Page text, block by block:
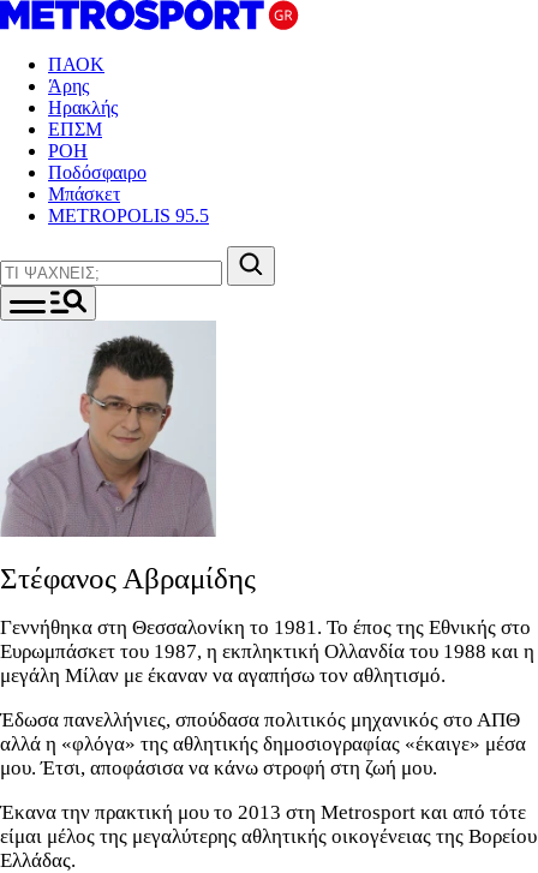
ΠΑΟΚ
Άρης
Ηρακλής
ΕΠΣΜ
ΡΟΗ
Ποδόσφαιρο
Μπάσκετ
METROPOLIS 95.5
Στέφανος Αβραμίδης
Γεννήθηκα στη Θεσσαλονίκη το 1981. Το έπος της Εθνικής στο
Ευρωμπάσκετ του 1987, η εκπληκτική Ολλανδία του 1988 και η
μεγάλη Μίλαν με έκαναν να αγαπήσω τον αθλητισμό.
Έδωσα πανελλήνιες, σπούδασα πολιτικός μηχανικός στο ΑΠΘ
αλλά η «φλόγα» της αθλητικής δημοσιογραφίας «έκαιγε» μέσα
μου. Έτσι, αποφάσισα να κάνω στροφή στη ζωή μου.
Έκανα την πρακτική μου το 2013 στη Metrosport και από τότε
είμαι μέλος της μεγαλύτερης αθλητικής οικογένειας της Βορείου
Ελλάδας.